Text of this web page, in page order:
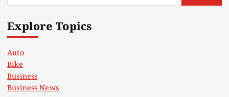
Explore Topics
Auto
Bike
Business
Business News